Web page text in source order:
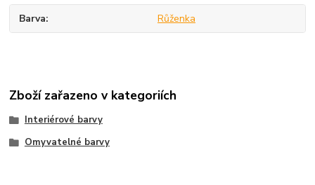
Barva Růženka
Zboží zařazeno v kategoriích
Interiérové barvy
Omyvatelné barvy